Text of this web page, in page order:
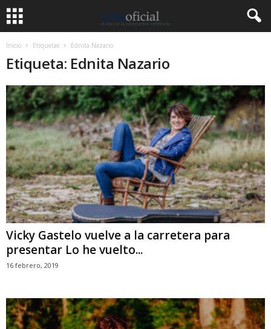
Inicio Etiquetas Ednita Nazario
Etiqueta: Ednita Nazario
Vicky Gastelo vuelve a la carretera para
presentar Lo he vuelto...
16 febrero, 2019